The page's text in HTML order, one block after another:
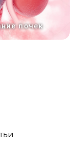
почек